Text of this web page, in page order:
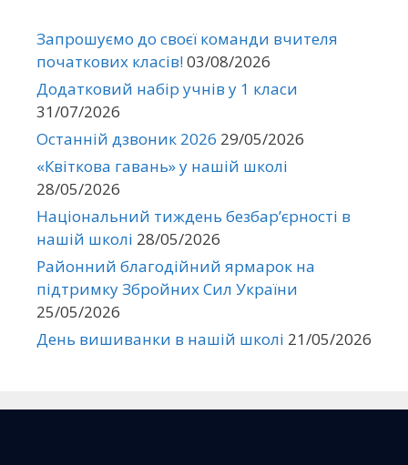
Запрошуємо до своєї команди вчителя
початкових класів!03/08/2026
Додатковий набір учнів у 1 класи
31/07/2026
Останній дзвоник 2026 29/05/2026
«Квіткова гавань» у нашій школі
28/05/2026
Національний тиждень безбар’єрності в
нашій школі 28/05/2026
Районний благодійний ярмарок на
підтримку Збройних Сил України
25/05/2026
День вишиванки в нашій школі 21/05/2026